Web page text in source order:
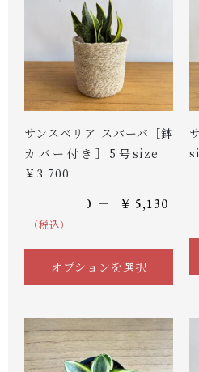
サンスベリア スパーバ［鉢
カバー付き］5号size
￥3,700
3,700 – ￥ 5,130
（税込）
オプションを選択